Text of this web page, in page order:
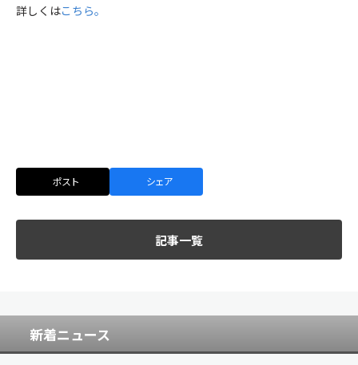
詳しくはこちら。
ポスト シェア
記事一覧
新着ニュース